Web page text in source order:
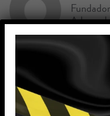
Direito
em
onde
e do